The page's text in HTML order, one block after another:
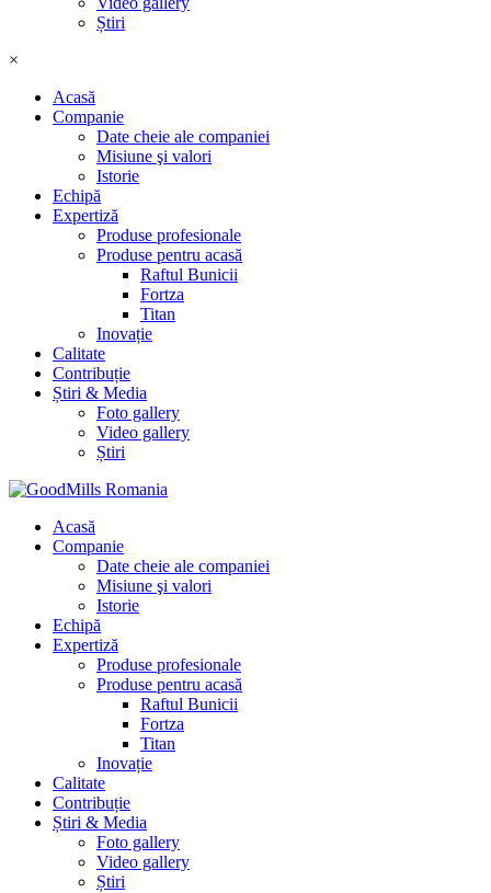
Știri
×
Acasă
Companie
Date cheie ale companiei
Misiune şi valori
Istorie
Echipă
Expertiză
Produse profesionale
Produse pentru acasă
Raftul Bunicii
Fortza
Titan
Inovație
Calitate
Contribuție
Știri & Media
Foto gallery
Video gallery
Știri
Acasă
Companie
Date cheie ale companiei
Misiune şi valori
Istorie
Echipă
Expertiză
Produse profesionale
Produse pentru acasă
Raftul Bunicii
Fortza
Titan
Inovație
Calitate
Contribuție
Știri & Media
Foto gallery
Video gallery
Știri